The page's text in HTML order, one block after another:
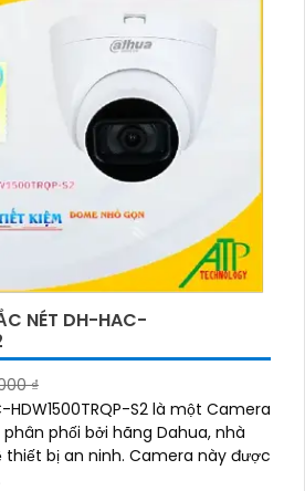
NÉT DH-HAC-
₫
HDW1500TRQP-S2 là một Camera
phối bởi hãng Dahua, nhà
Camera này được